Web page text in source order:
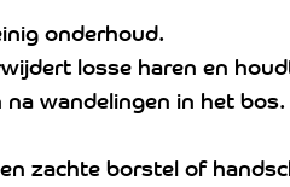
onderhoud.
losse haren en
wandelingen in het bos.
zachte borstel of